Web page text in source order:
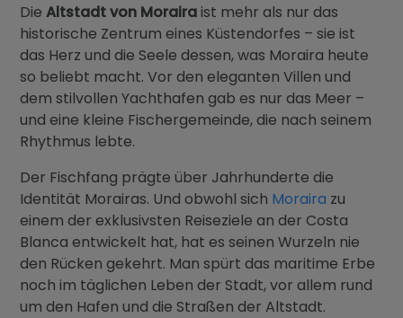
DieAltstadt von Morairaist mehr als nur das
historische Zentrum eines Küstendorfes – sie ist
das Herz und die Seele dessen, was Moraira heute
so beliebt macht. Vor den eleganten Villen und
dem stilvollen Yachthafen gab es nur das Meer –
und eine kleine Fischergemeinde, die nach seinem
Rhythmus lebte.
Der Fischfang prägte über Jahrhunderte die
Identität Morairas. Und obwohl sich Moraira zu
einem der exklusivsten Reiseziele an der Costa
Blanca entwickelt hat, hat es seinen Wurzeln nie
den Rücken gekehrt. Man spürt das maritime Erbe
noch im täglichen Leben der Stadt, vor allem rund
um den Hafen und die Straßen der Altstadt.